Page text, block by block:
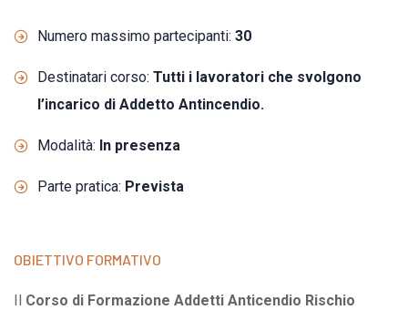
Numero massimo partecipanti: 30
Destinatari corso: Tutti i lavoratori che svolgono
l’incarico di Addetto Antincendio.
Modalità: In presenza
Parte pratica: Prevista
OBIETTIVO FORMATIVO
Il Corso di Formazione Addetti Anticendio Rischio